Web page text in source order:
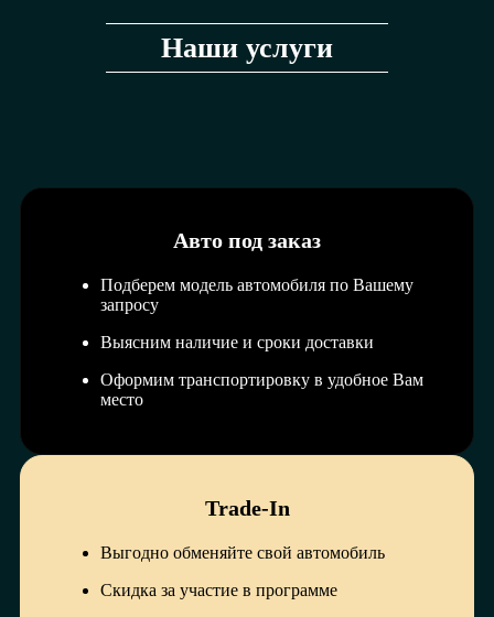
Наши услуги
Авто под заказ
Подберем модель автомобиля по Вашему
запросу
Выясним наличие и сроки доставки
Оформим транспортировку в удобное Вам
место
Trade-In
Выгодно обменяйте свой автомобиль
Скидка за участие в программе